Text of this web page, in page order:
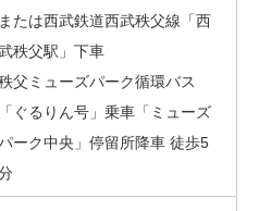
または西武鉄道西武秩父線「西
秩父駅」下車
父ミューズパーク循環バス
「ぐるりん号」乗車「ミューズ
ーク中央」停留所降車 徒歩5